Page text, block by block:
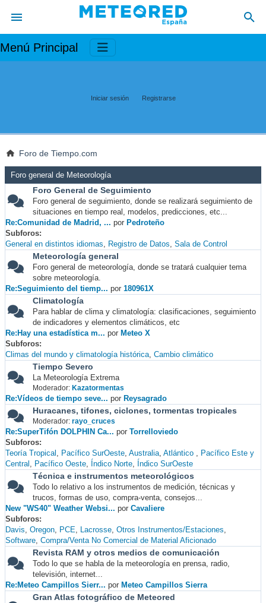
Menú Principal
Iniciar sesión Registrarse
Foro de Tiempo.com
Foro general de Meteorología
Foro General de Seguimiento
Foro general de seguimiento, donde se realizará seguimiento de
situaciones en tiempo real, modelos, predicciones, etc...
Re:Comunidad de Madrid, ... por Pedroteño
Subforos
General en distintos idiomas
Registro de Datos Sala de Control
Meteorología general
Foro general de meteorología, donde se tratará cualquier tema
sobre meteorología.
Re:Seguimiento del tiemp... por 180961X
Climatología
Para hablar de clima y climatología: clasificaciones, seguimiento
de indicadores y elementos climáticos, etc
Re:Hay una estadística m... por Meteo X
Subforos
Climas del mundo y climatología histórica Cambio climático
Tiempo Severo
La Meteorología Extrema
Moderador: Kazatormentas
Re:Vídeos de tiempo seve... por Reysagrado
Huracanes, tifones, ciclones, tormentas tropicales
Moderador: rayo_cruces
Re:SuperTifón DOLPHIN Ca... por Torrelloviedo
Subforos
Teoría Tropical
Pacífico SurOeste Australia Atlántico
Pacífico Este y
Central
Pacífico Oeste Índico Norte Índico SurOeste
Técnica e instrumentos meteorológicos
Todo lo relativo a los instrumentos de medición, técnicas y
trucos, formas de uso, compra-venta, consejos...
New "WS40" Weather Websi... por Cavaliere
Subforos
Davis Oregon PCE Lacrosse Otros Instrumentos/Estaciones
Software Compra/Venta No Comercial de Material Aficionado
Revista RAM y otros medios de comunicación
Todo lo que se habla de la meteorología en prensa, radio,
televisión, internet...
Re:Meteo Campillos Sierr... por Meteo Campillos Sierra
Gran Atlas fotográfico de Meteored